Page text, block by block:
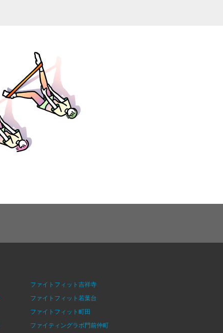
ファイトフィット吉祥寺
ファイトフィット若葉台
ファイトフィット町田
ファイティングラボ門前仲町